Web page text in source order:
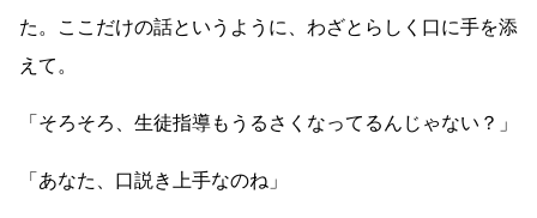
た。ここだけの話というように、わざとらしく口に手を添
えて。
「そろそろ、生徒指導もうるさくなってるんじゃない？」
「あなた、口説き上手なのね」